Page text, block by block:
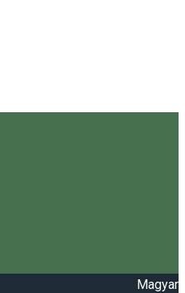
Magyar